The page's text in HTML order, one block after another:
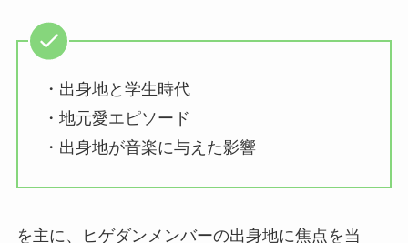
・出身地と学生時代
・地元愛エピソード
・出身地が音楽に与えた影響
を主に、ヒゲダンメンバーの出身地に焦点を当